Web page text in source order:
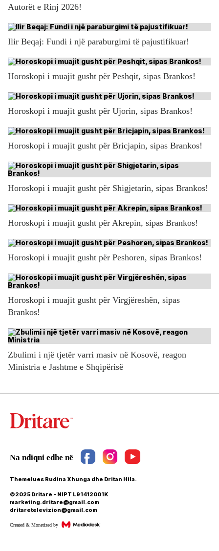
Autorët e Rinj 2026!
Ilir Beqaj: Fundi i një paraburgimi të pajustifikuar!
Horoskopi i muajit gusht për Peshqit, sipas Brankos!
Horoskopi i muajit gusht për Ujorin, sipas Brankos!
Horoskopi i muajit gusht për Bricjapin, sipas Brankos!
Horoskopi i muajit gusht për Shigjetarin, sipas Brankos!
Horoskopi i muajit gusht për Akrepin, sipas Brankos!
Horoskopi i muajit gusht për Peshoren, sipas Brankos!
Horoskopi i muajit gusht për Virgjëreshën, sipas
Brankos!
Zbulimi i një tjetër varri masiv në Kosovë, reagon
Ministria e Jashtme e Shqipërisë
Themelues Rudina Xhunga dhe Dritan Hila.
©2025 Dritare - NIPT L91412001K
marketing.dritare@gmail.com
dritaretelevizion@gmail.com
Created & Monetized by